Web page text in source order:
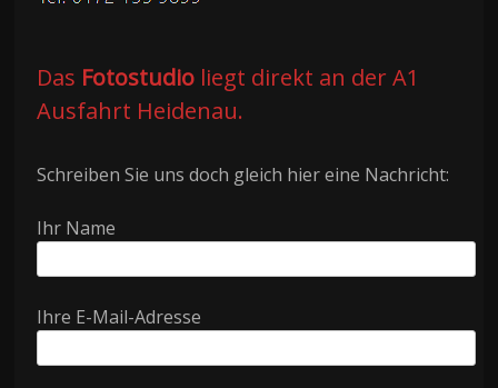
Das Fotostudio liegt direkt an der A1
Ausfahrt Heidenau.
Schreiben Sie uns doch gleich hier eine Nachricht:
Ihr Name
Ihre E-Mail-Adresse